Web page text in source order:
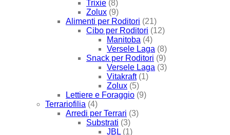
Trixie (8)
Zolux (9)
Alimenti per Roditori (21)
Cibo per Roditori (12)
Manitoba (4)
Versele Laga (8)
Snack per Roditori (9)
Versele Laga (3)
Vitakraft (1)
Zolux (5)
Lettiere e Foraggio (9)
Terrariofilia (4)
Arredi per Terrari (3)
Substrati (3)
JBL (1)